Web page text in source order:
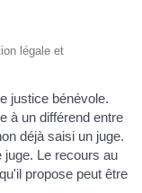
légale et
justice bénévole.
à un différend entre
déjà saisi un juge.
juge. Le recours au
propose peut être